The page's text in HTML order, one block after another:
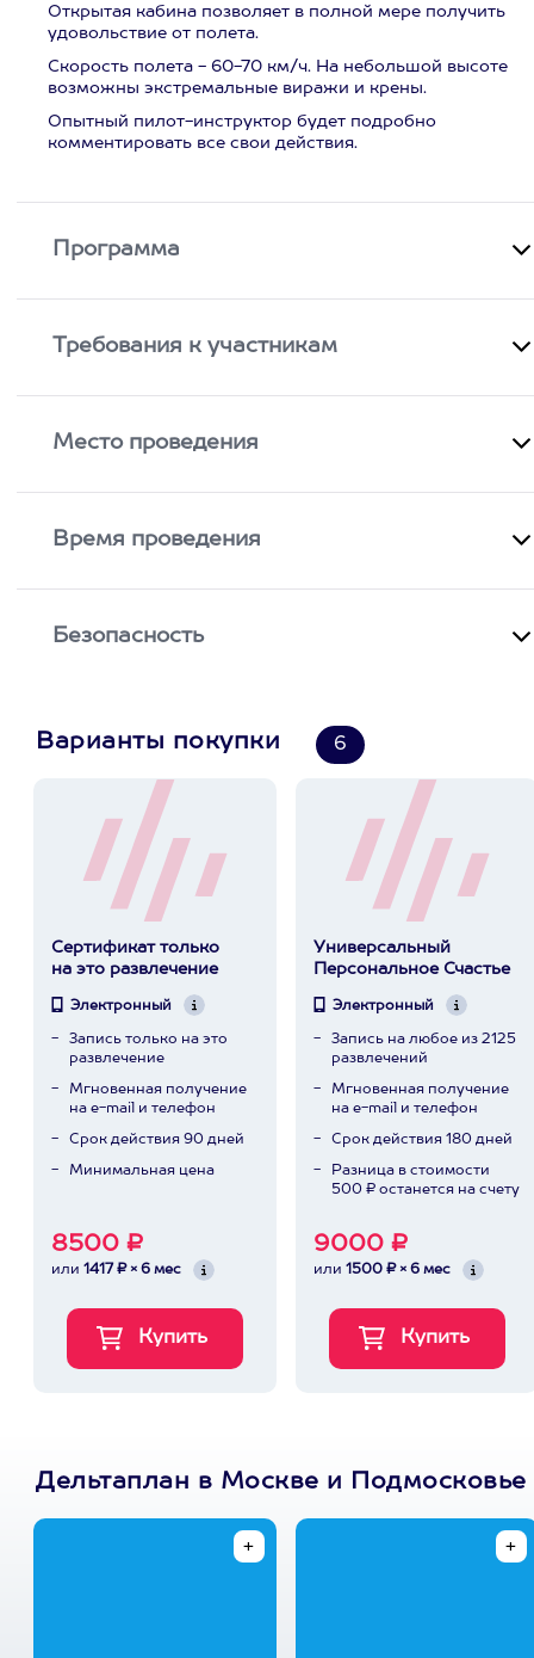
Открытая кабина позволяет в полной мере получить
удовольствие от полета.
Скорость полета - 60-70 км/ч. На небольшой высоте
возможны экстремальные виражи и крены.
Опытный пилот-инструктор будет подробно
комментировать все свои действия.
Программа
Требования к участникам
Место проведения
Время проведения
Безопасность
Варианты покупки 6
Сертификат только
на это развлечение
Электронный
Запись только на это
развлечение
Мгновенная получение
на e-mail и телефон
Срок действия 90 дней
Минимальная цена
8500 ₽
или 1417 ₽ × 6 мес
Универсальный
Персональное Счастье
Электронный
Запись на любое из 2125
развлечений
Мгновенная получение
на e-mail и телефон
Срок действия 180 дней
Разница в стоимости
500 ₽ останется на счету
9000 ₽
или 1500 ₽ × 6 мес
Дельтаплан в Москве и Подмосковье